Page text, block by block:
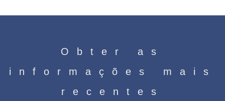
Obter as
informações mais
recentes